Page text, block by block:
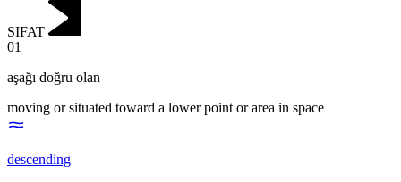
SIFAT
01
aşağı doğru olan
moving or situated toward a lower point or area in space
descending